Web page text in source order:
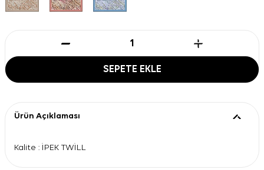
SEPETE EKLE
Ürün Açıklaması
Kalite : İPEK TWİLL